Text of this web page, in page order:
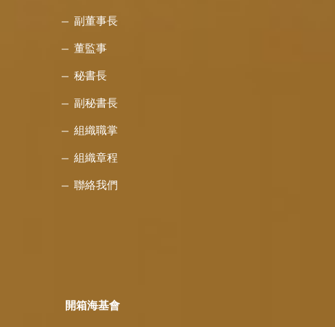
副董事長
董監事
秘書長
副秘書長
組織職掌
組織章程
聯絡我們
開箱海基會